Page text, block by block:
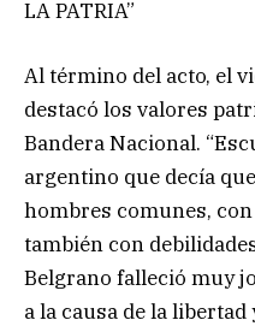
LA PATRIA”
Al término del acto, el
destacó los valores
Bandera Nacional.
argentino que decía
hombres comunes,
también con
Belgrano falleció muy
a la causa de la libertad